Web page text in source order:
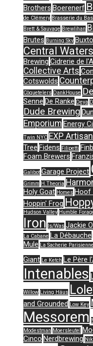
Brothers Boerenerf
de Clémery Brasserie du
Brett & Sauvage Brewlihan
Brutes Burning Sky
Central Waters
Brewing Cidrerie de
Collective Arts
Cotswolds
Côquetelers DankHouse
Senne De Ranke Deya
Dude Brewing
Emporium Energy
Twin NYC EXP
Tree Fidens Filipetti
Foam Brewers
Galibot Garage Project
Grimm H.Theoria
Holy Goat Homes Hoof
Hoppin' Frog
Hudson Valley Humble
Iron Is/Was Jackie
La Cabane La Débauche
Mule La Sacherie Parisienne
Giant Le Ketch Le Père
Intenables
Willow Living Häus
and Grounded Low Key
Messorem
Modestman Moersleutel
Cinco Nerdbrewing